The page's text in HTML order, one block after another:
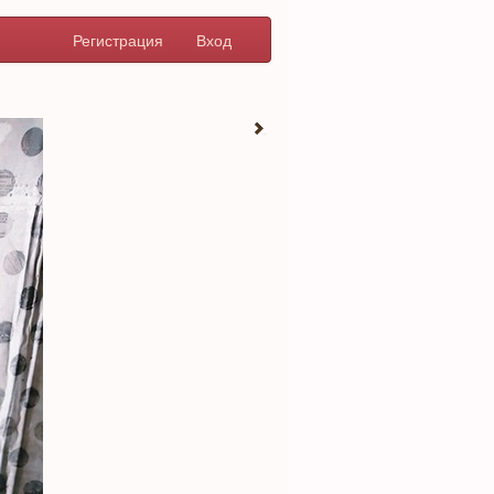
Регистрация Вход